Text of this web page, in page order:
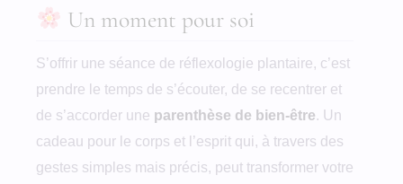
Un moment pour soi
S’offrir une séance de réflexologie plantaire, c’est
prendre le temps de s’écouter, de se recentrer et
de s’accorder une parenthèse de bien-être. Un
cadeau pour le corps et l’esprit qui, à travers des
gestes simples mais précis, peut transformer votre